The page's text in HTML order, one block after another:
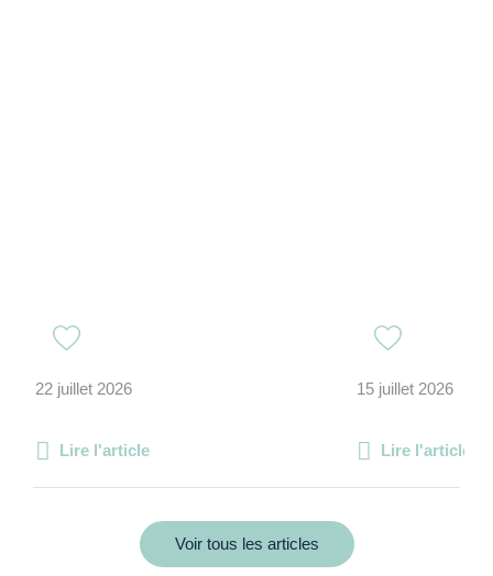
22 juillet 2026
Lire l'article
15 juillet 2026
Lire l'article
Voir tous les articles